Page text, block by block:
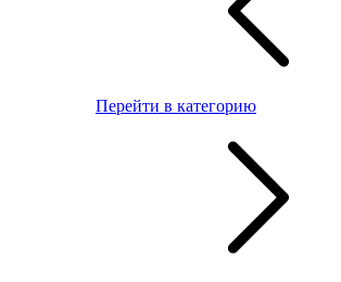
Перейти в категорию